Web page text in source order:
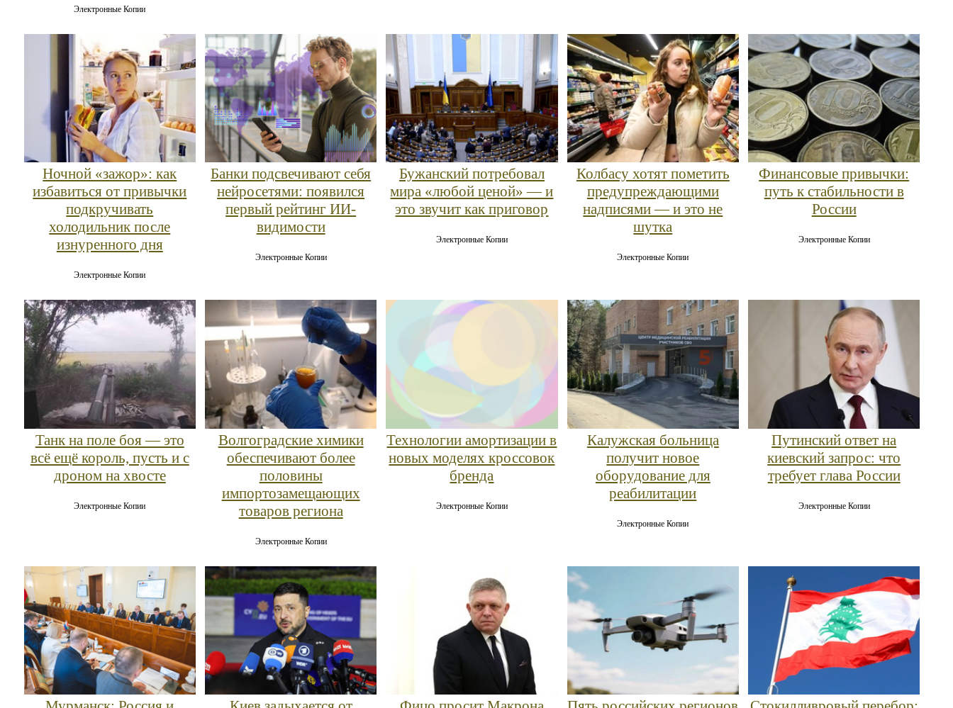
Электронные Копии
Ночной «зажор»: как
избавиться от привычки
подкручивать
холодильник после
изнуренного дня
Электронные Копии
Банки подсвечивают себя
нейросетями: появился
первый рейтинг ИИ-
видимости
Электронные Копии
Бужанский потребовал
мира «любой ценой» — и
это звучит как приговор
Электронные Копии
Колбасу хотят пометить
предупреждающими
надписями — и это не
шутка
Электронные Копии
Финансовые привычки:
путь к стабильности в
России
Электронные Копии
Танк на поле боя — это
всё ещё король, пусть и с
дроном на хвосте
Электронные Копии
Волгоградские химики
обеспечивают более
половины
импортозамещающих
товаров региона
Электронные Копии
Технологии амортизации в
новых моделях кроссовок
бренда
Электронные Копии
Калужская больница
получит новое
оборудование для
реабилитации
Электронные Копии
Путинский ответ на
киевский запрос: что
требует глава России
Электронные Копии